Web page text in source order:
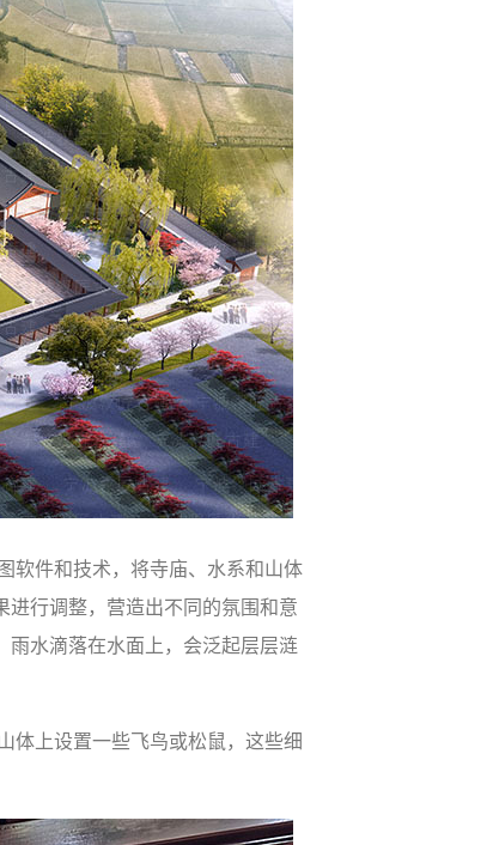
软件和技术，将寺庙、水系和山体
进行调整，营造出不同的氛围和意
水滴落在水面上，会泛起层层涟
体上设置一些飞鸟或松鼠，这些细